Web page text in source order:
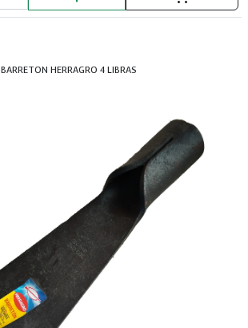
DISOLVENTE INDUSTRIAL GALON
BARRETON HERRAGRO 4 LIBRAS